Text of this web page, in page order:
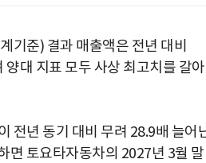
기준) 결과 매출액은 전년 대비
대 지표 모두 사상 최고치를 갈아
전년 동기 대비 무려 28.9배 늘어
면 토요타자동차의 2027년 3월 말